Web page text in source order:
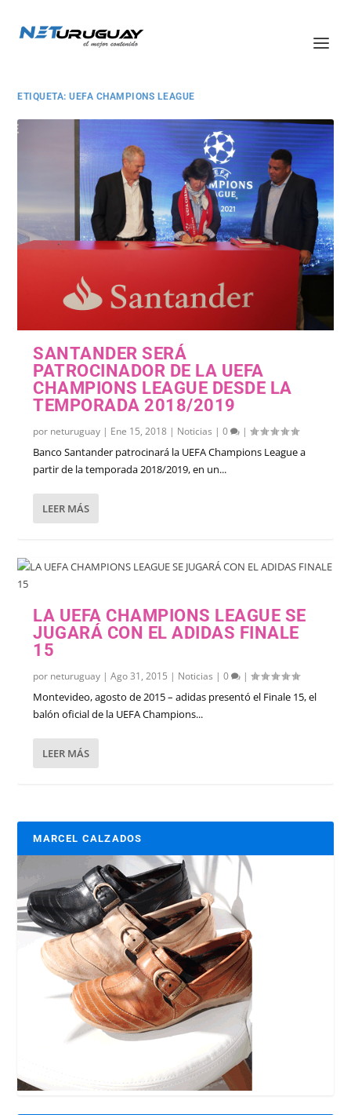
ETIQUETA:UEFA CHAMPIONS LEAGUE
SANTANDER SERÁ
PATROCINADOR DE LA UEFA
CHAMPIONS LEAGUE DESDE LA
TEMPORADA 2018/2019
por neturuguay | Ene 15, 2018 | Noticias |0 |
Banco Santander patrocinará la UEFA Champions League a
partir de la temporada 2018/2019, en un...
LEER MÁS
LA UEFA CHAMPIONS LEAGUE SE
JUGARÁ CON EL ADIDAS FINALE
15
por neturuguay |Ago 31, 2015 | Noticias |0 |
Montevideo, agosto de 2015 – adidas presentó el Finale 15, el
balón oficial de la UEFA Champions...
LEER MÁS
MARCEL CALZADOS